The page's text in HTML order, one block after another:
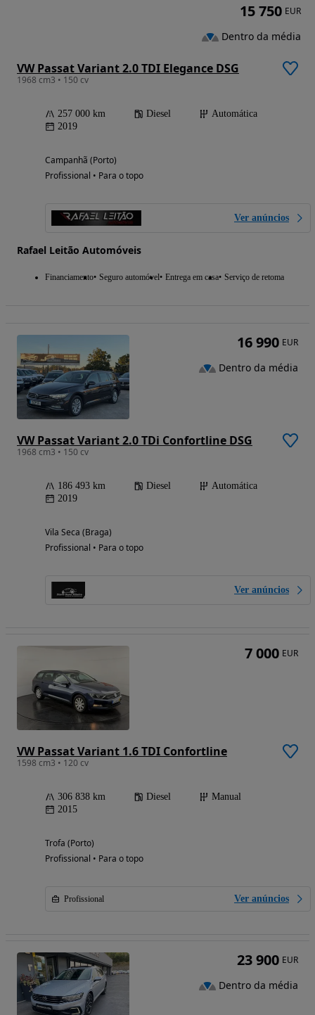
VW Passat Variant 2.0 TDI Elegance DSG
1968 cm3 • 150 cv
257 000 km Diesel
Automática
2019
Campanhã (Porto)
Profissional • Para o topo
Ver anúncios
Rafael Leitão Automóveis
Financiamento Seguro automóvel Entrega em casa Serviço de retoma
15 750 EUR
Dentro da média
VW Passat Variant 2.0 TDi Confortline DSG
1968 cm3 • 150 cv
186 493 km Diesel
Automática
2019
Vila Seca (Braga)
Profissional • Para o topo
Ver anúncios
16 990 EUR
Dentro da média
VW Passat Variant 1.6 TDI Confortline
1598 cm3 • 120 cv
306 838 km Diesel
Manual
2015
Trofa (Porto)
Profissional • Para o topo
Profissional Ver anúncios
7 000 EUR
23 900 EUR
Dentro da média